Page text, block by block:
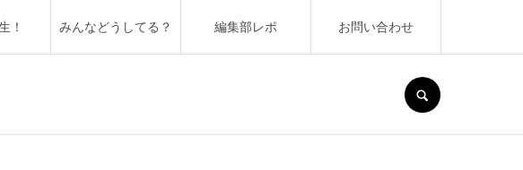
！ みんなどうしてる？ 編集部レポ お問い合わせ